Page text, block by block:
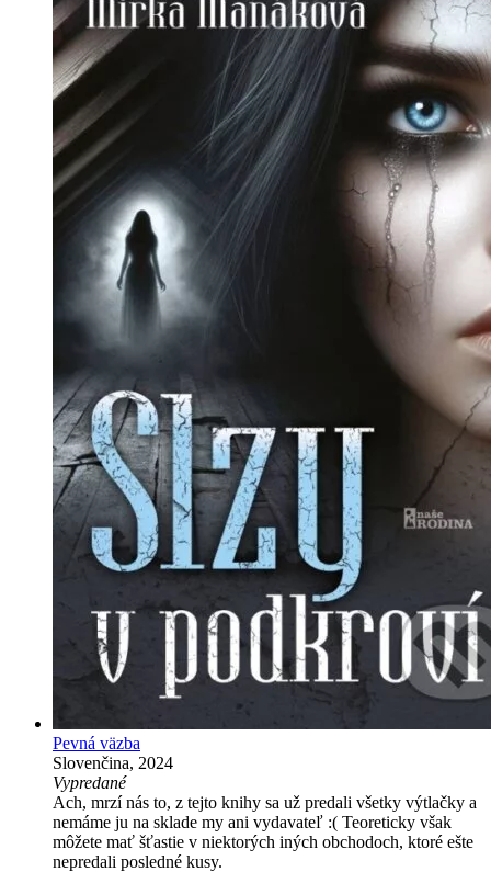
Pevná väzba
Slovenčina, 2024
Vypredané
Ach, mrzí nás to, z tejto knihy sa už predali všetky výtlačky a
nemáme ju na sklade my ani vydavateľ :( Teoreticky však
môžete mať šťastie v niektorých iných obchodoch, ktoré ešte
nepredali posledné kusy.